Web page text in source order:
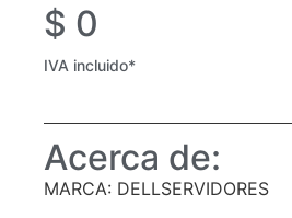
$ 0
IVA incluido*
Acerca de:
MARCA: DELLSERVIDORES